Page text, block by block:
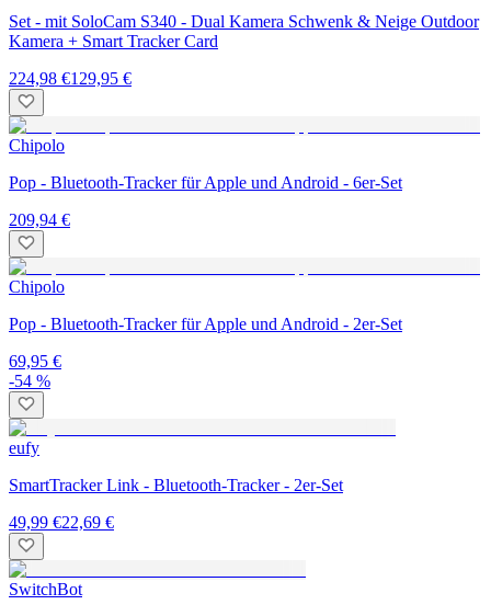
Set - mit SoloCam S340 - Dual Kamera Schwenk & Neige Outdoor
Kamera + Smart Tracker Card
224,98 €129,95 €
Chipolo
Pop - Bluetooth-Tracker für Apple und Android - 6er-Set
209,94 €
Chipolo
Pop - Bluetooth-Tracker für Apple und Android - 2er-Set
69,95 €
-54 %
eufy
SmartTracker Link - Bluetooth-Tracker - 2er-Set
49,99 €22,69 €
SwitchBot